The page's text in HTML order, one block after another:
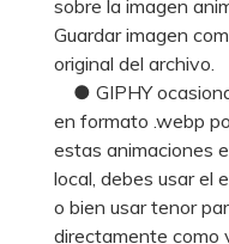
sobre la imagen
Guardar imagen
original del archivo.
● GIPHY
en formato .webp
estas animaciones
local, debes usar el
o bien usar tenor
directamente como